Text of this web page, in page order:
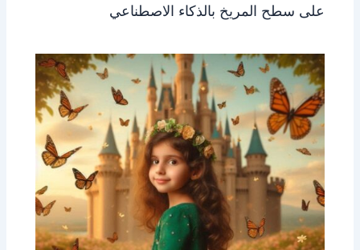
على سطح المريخ بالذكاء الاصطناعي